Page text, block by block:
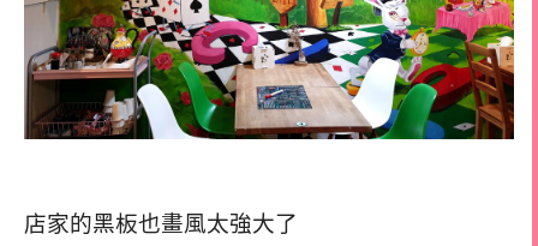
店家的黑板也畫風太強大了